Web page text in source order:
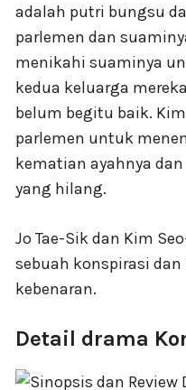
adalah putri bungsu
parlemen dan
menikahi suaminya
kedua keluarga
belum begitu baik.
parlemen untuk
kematian ayahnya
yang hilang.
Jo Tae-Sik dan Kim
sebuah konspirasi
kebenaran.
Detail drama